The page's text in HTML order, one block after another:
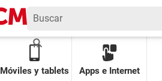
Móviles y tablets Apps e Internet